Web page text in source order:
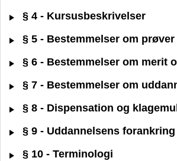
§ 4 - Kursusbeskrivelser
§ 5 - Bestemmelser om prøver
§ 6 - Bestemmelser om merit
§ 7 - Bestemmelser om
§ 8 - Dispensation og
§ 9 - Uddannelsens forankring
§ 10 - Terminologi